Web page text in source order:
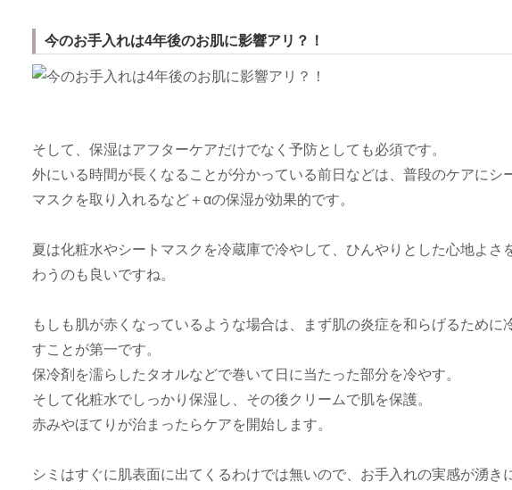
今のお手入れは4年後のお肌に影響アリ？！
そして、保湿はアフターケアだけでなく予防としても必須です。
外にいる時間が長くなることが分かっている前日などは、普段のケアにシ
マスクを取り入れるなど＋αの保湿が効果的です。
夏は化粧水やシートマスクを冷蔵庫で冷やして、ひんやりとした心地よさ
わうのも良いですね。
もしも肌が赤くなっているような場合は、まず肌の炎症を和らげるために
すことが第一です。
保冷剤を濡らしたタオルなどで巻いて日に当たった部分を冷やす。
そして化粧水でしっかり保湿し、その後クリームで肌を保護。
赤みやほてりが治まったらケアを開始します。
シミはすぐに肌表面に出てくるわけでは無いので、お手入れの実感が湧き